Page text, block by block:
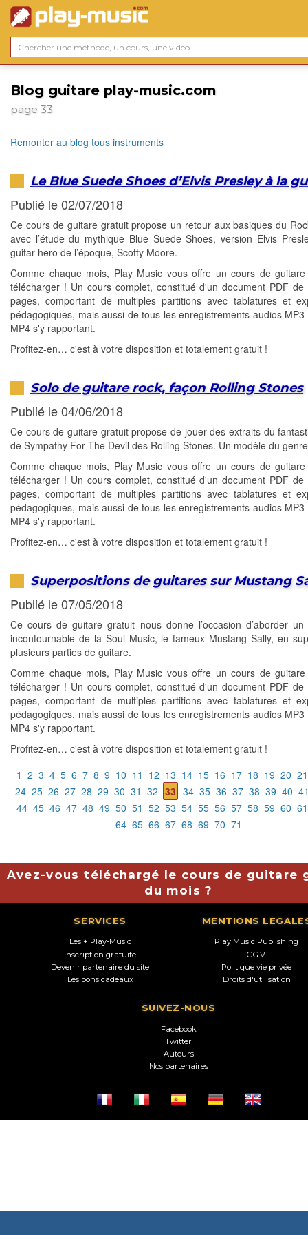
Blog guitare play-music.com
page 33
Remonter au blog tous instruments
Le Blue Suede Shoes d’Elvis Presley à la
Publié le 02/07/2018
Ce cours de guitare gratuit propose un retour aux basiques du
avec l’étude du mythique Blue Suede Shoes, version Elvis
guitar hero de l’époque, Scotty Moore.
Comme chaque mois, Play Music vous offre un cours de
télécharger ! Un cours complet, constitué d'un document PDF de
pages, comportant de multiples partitions avec tablatures et
pédagogiques, mais aussi de tous les enregistrements audios MP3
MP4 s'y rapportant.
Profitez-en… c'est à votre disposition et totalement gratuit !
Solo de guitare rock, façon Rolling Stones
Publié le 04/06/2018
Ce cours de guitare gratuit propose de jouer des extraits du
de Sympathy For The Devil des Rolling Stones. Un modèle du
Comme chaque mois, Play Music vous offre un cours de
télécharger ! Un cours complet, constitué d'un document PDF de
pages, comportant de multiples partitions avec tablatures et
pédagogiques, mais aussi de tous les enregistrements audios MP3
MP4 s'y rapportant.
Profitez-en… c'est à votre disposition et totalement gratuit !
Superpositions de guitares sur Mustang
Publié le 07/05/2018
Ce cours de guitare gratuit nous donne l’occasion d’aborder un
incontournable de la Soul Music, le fameux Mustang Sally, en
plusieurs parties de guitare.
Comme chaque mois, Play Music vous offre un cours de
télécharger ! Un cours complet, constitué d'un document PDF de
pages, comportant de multiples partitions avec tablatures et
pédagogiques, mais aussi de tous les enregistrements audios MP3
MP4 s'y rapportant.
Profitez-en… c'est à votre disposition et totalement gratuit !
1 2 3 4 5 6 7 8 9 10 11 12 13 14 15 16 17 18 19 20 21
24 25 26 27 28 29 30 31 32 33 34 35 36 37 38 39 40
44 45 46 47 48 49 50 51 52 53 54 55 56 57 58 59 60 61
64 65 66 67 68 69 70 71
Avez-vous téléchargé le cours de guitare
du mois ?
SERVICES
Les + Play-Music
Inscription gratuite
Devenir partenaire du site
Les bons cadeaux
MENTIONS
Play Music Publishing
C.G.V.
Politique vie privée
Droits d'utilisation
SUIVEZ-NOUS
Facebook
Twitter
Auteurs
Nos partenaires